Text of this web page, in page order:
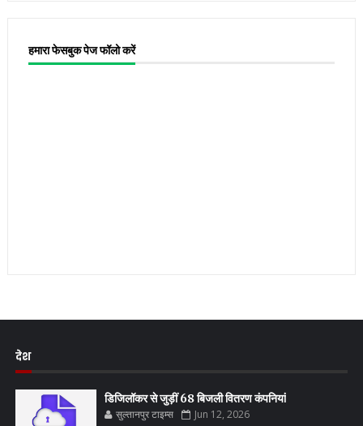
हमारा फेसबुक पेज फॉलो करें
देश
डिजिलॉकर से जुड़ीं 68 बिजली वितरण कंपनियां
सुल्तानपुर टाइम्स Jun 12, 2026